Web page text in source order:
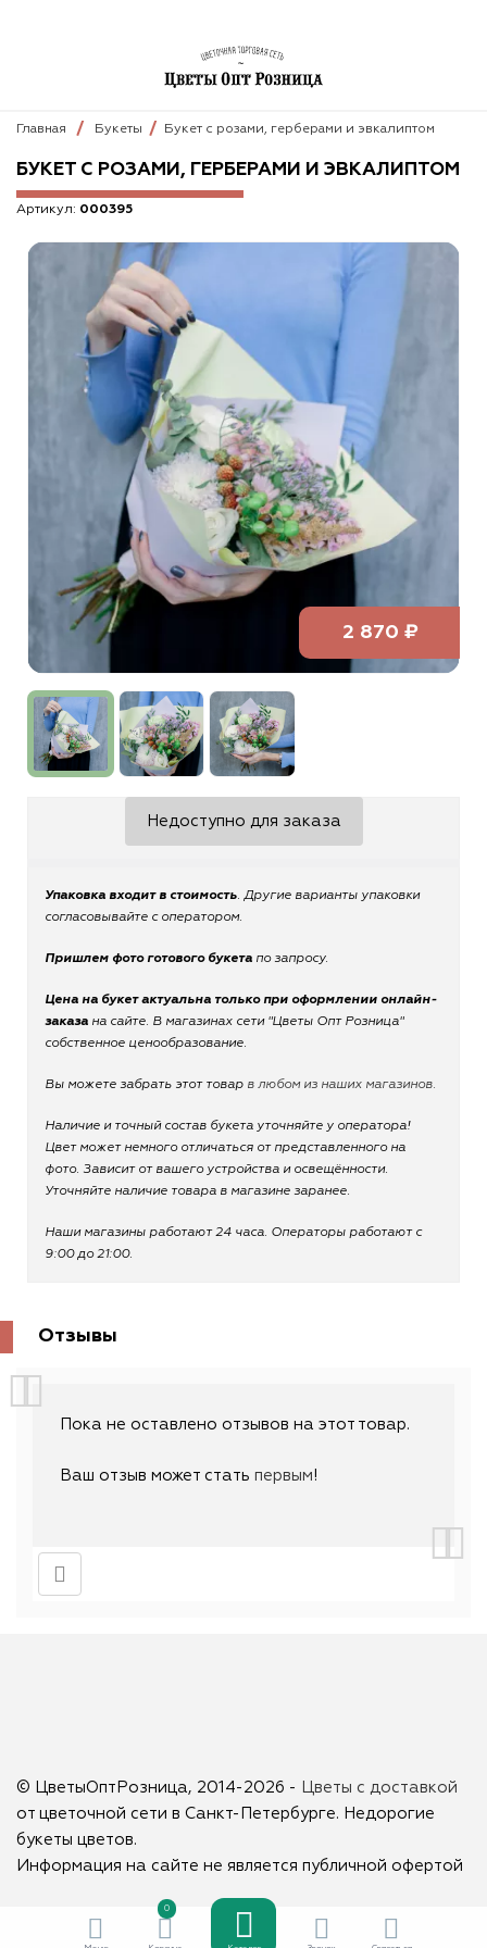
Главная Букеты Букет с розами, герберами и эвкалиптом
БУКЕТ С РОЗАМИ, ГЕРБЕРАМИ И ЭВКАЛИПТОМ
Артикул: 000395
2 870 ₽
Упаковка входит в стоимость. Другие варианты упаковки
согласовывайте с оператором.
Пришлем фото готового букета по запросу.
Цена на букет актуальна только при оформлении онлайн-
заказа на сайте. В магазинах сети "Цветы Опт Розница"
собственное ценообразование.
Вы можете забрать этот товар в любом из наших магазинов.
Наличие и точный состав букета уточняйте у оператора!
Цвет может немного отличаться от представленного на
фото. Зависит от вашего устройства и освещённости.
Уточняйте наличие товара в магазине заранее.
Наши магазины работают 24 часа. Операторы работают с
9:00 до 21:00.
Недоступно для заказа
Отзывы
Пока не оставлено отзывов на этот товар.
Ваш отзыв может стать первым!
© ЦветыОптРозница, 2014-2026 -
Цветы с доставкой
от цветочной сети в Санкт-Петербурге. Недорогие
букеты цветов.
Информация на сайте не является публичной офертой
0